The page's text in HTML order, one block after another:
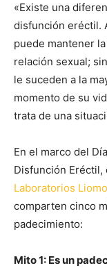
«Existe una
disfunción eréctil.
puede mantener
relación sexual;
le suceden a la
momento de su
trata de una
En el marco del
Disfunción
Laboratorios
comparten cinco
padecimiento:
Mito 1: Es un